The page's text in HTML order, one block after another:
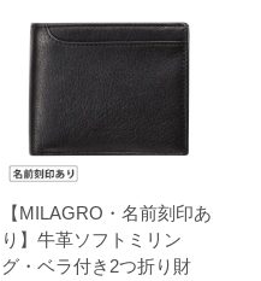
【MILAGRO・名前刻印あ
り】牛革ソフトミリン
グ・ベラ付き2つ折り財